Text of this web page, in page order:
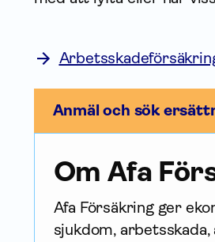
Anmäl och sök
Om Afa
Afa För­säkring ger
sjukdom,